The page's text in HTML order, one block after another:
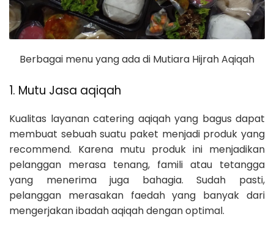
Berbagai menu yang ada di Mutiara Hijrah Aqiqah
1. Mutu Jasa aqiqah
Kualitas layanan catering aqiqah yang bagus dapat
membuat sebuah suatu paket menjadi produk yang
recommend. Karena mutu produk ini menjadikan
pelanggan merasa tenang, famili atau tetangga
yang menerima juga bahagia. Sudah pasti,
pelanggan merasakan faedah yang banyak dari
mengerjakan ibadah aqiqah dengan optimal.